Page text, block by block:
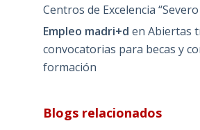
Centros de Excelencia
Empleo madri+d en Abiertas
convocatorias para becas y
formación
Blogs relacionados